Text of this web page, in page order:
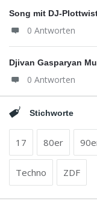
Song mit DJ-
0 Antworten
Djivan Gasparyan
0 Antworten
Stichworte
17 80er
Techno ZDF